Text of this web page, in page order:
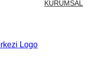
KURUMSAL